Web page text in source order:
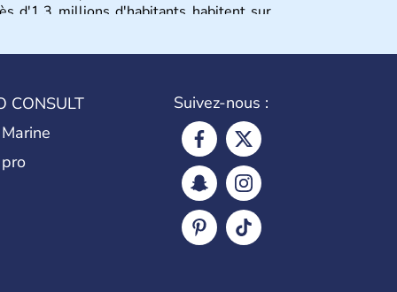
d'1,3 millions d'habitants habitent sur
CONSULT
Suivez-nous :